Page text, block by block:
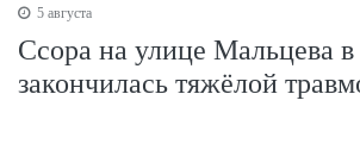
5 августа
Ссора на улице Мальцева в
закончилась тяжёлой